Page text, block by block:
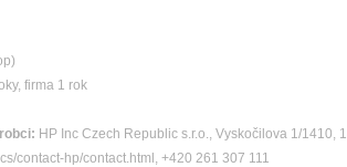
firma 1 rok
HP Inc Czech Republic s.r.o., Vyskočilova 1/1410,
contact-hp/contact.html, +420 261 307 111